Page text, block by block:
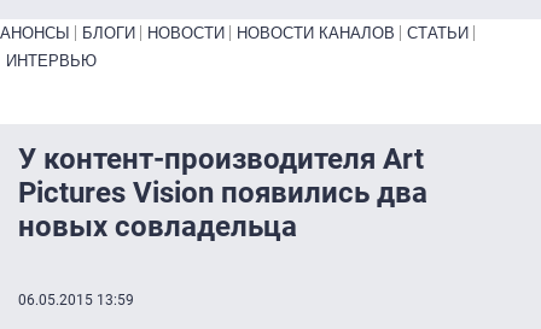
Primary links bottom
АНОНСЫ БЛОГИ НОВОСТИ НОВОСТИ КАНАЛОВ
СТАТЬИ
ИНТЕРВЬЮ
У контент-производителя Art
Pictures Vision появились два
новых совладельца
06.05.2015 13:59